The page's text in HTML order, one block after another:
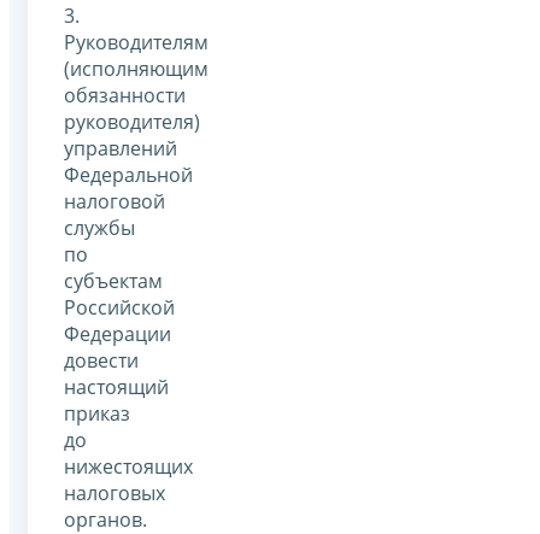
3.
Руководителям
(исполняющим
обязанности
руководителя)
управлений
Федеральной
налоговой
службы
по
субъектам
Российской
Федерации
довести
настоящий
приказ
до
нижестоящих
налоговых
органов.